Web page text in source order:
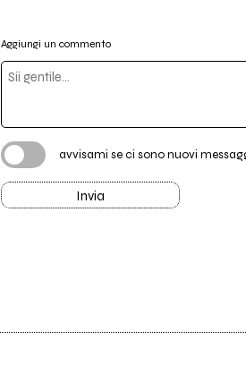
Aggiungi un commento
avvisami se ci sono nuovi
Invia